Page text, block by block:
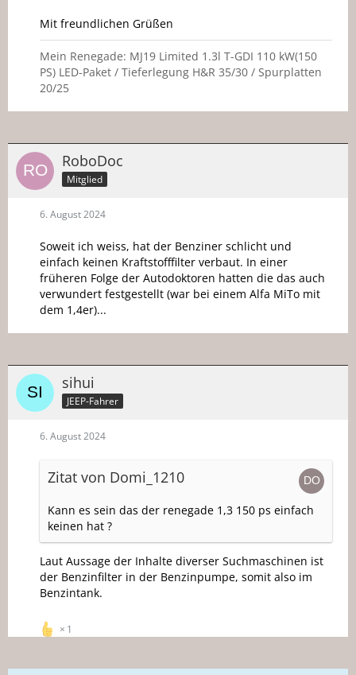
Mit freundlichen Grüßen
Mein Renegade: MJ19 Limited 1.3l T-GDI 110 kW(150
PS) LED-Paket / Tieferlegung H&R 35/30 / Spurplatten
20/25
RoboDoc
Mitglied
6. August 2024
Soweit ich weiss, hat der Benziner schlicht und
einfach keinen Kraftstofffilter verbaut. In einer
früheren Folge der Autodoktoren hatten die das auch
verwundert festgestellt (war bei einem Alfa MiTo mit
dem 1,4er)...
sihui
JEEP-Fahrer
6. August 2024
Zitat von Domi_1210
Kann es sein das der renegade 1,3 150 ps einfach
keinen hat ?
Laut Aussage der Inhalte diverser Suchmaschinen ist
der Benzinfilter in der Benzinpumpe, somit also im
Benzintank.
1